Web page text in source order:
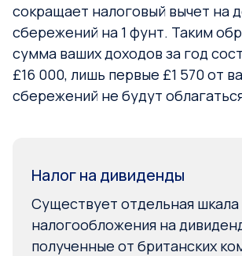
сокращает налоговый вычет на
сбережений на 1 фунт. Таким
сумма ваших доходов за год
£16 000, лишь первые £1 570 от
сбережений не будут
Налог на дивиденды
Существует отдельная шкала
налогообложения на
полученные от британских